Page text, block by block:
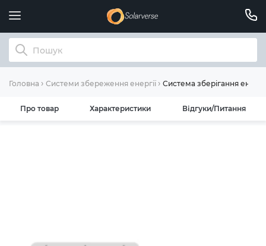
Головна Системи збереження енергії Система зберігання
Про товар Характеристики Відгуки/Питання